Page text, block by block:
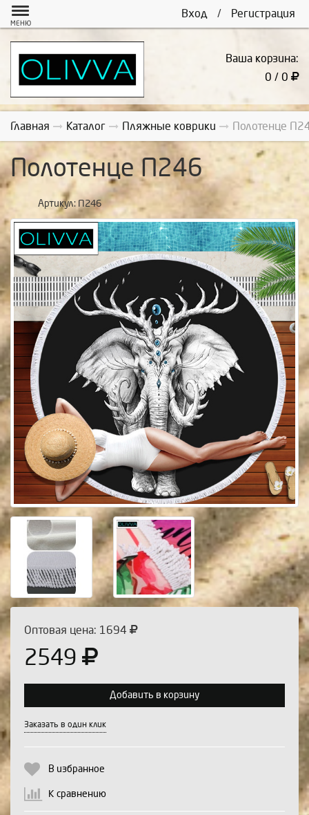
Вход / Регистрация
МЕНЮ
Ваша корзина:
0 / 0
Главная Каталог Пляжные коврики Полотенце
Полотенце П246
Артикул: П246
Оптовая цена: 1694
2549
Выберите количество:
Добавить в корзину
Заказать в один клик
В избранное
К сравнению